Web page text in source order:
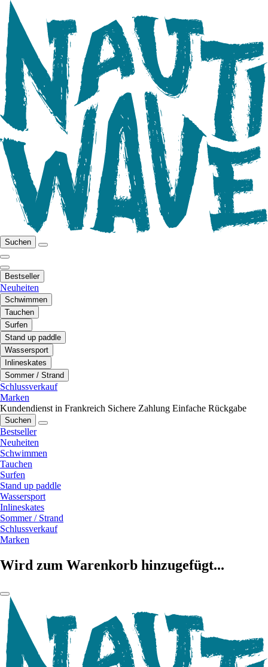
Suchen
Bestseller
Neuheiten
Schwimmen
Tauchen
Surfen
Stand up paddle
Wassersport
Inlineskates
Sommer / Strand
Schlussverkauf
Marken
Kundendienst in Frankreich Sichere Zahlung Einfache Rückgabe
Suchen
Bestseller
Neuheiten
Schwimmen
Tauchen
Surfen
Stand up paddle
Wassersport
Inlineskates
Sommer / Strand
Schlussverkauf
Marken
Wird zum Warenkorb hinzugefügt...